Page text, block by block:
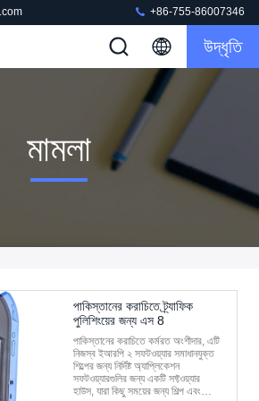
+86-755-86007346
উদ্ধৃতি
মামলা
পাকিস্তানের করাচিতে ট্র্যাফিক
পুলিশিংয়ের জন্য এস 8
পাকিস্তানের করাচিতে কর্মরত অংশীদার, এটি
নিজস্ব ইআরপি ২ সফটওয়্যার সমাধানযুক্ত
শিল্পের জন্য নির্দিষ্ট অ্যাপ্লিকেশন
সফটওয়্যারগুলির জন্য একটি সফ্টওয়্যার
হাউস, যারা কিছু সময়ের জন্য শিল্প এবং